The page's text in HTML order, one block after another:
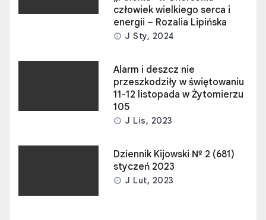
człowiek wielkiego serca i
energii – Rozalia Lipińska
J Sty, 2024
Alarm i deszcz nie
przeszkodziły w świętowaniu
11-12 listopada w Żytomierzu
105
J Lis, 2023
Dziennik Kijowski № 2 (681)
styczeń 2023
J Lut, 2023